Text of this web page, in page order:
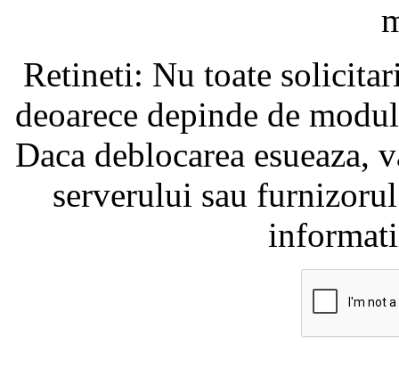
Retineti: Nu toate
deoarece depinde de
Daca deblocarea
serverului sau